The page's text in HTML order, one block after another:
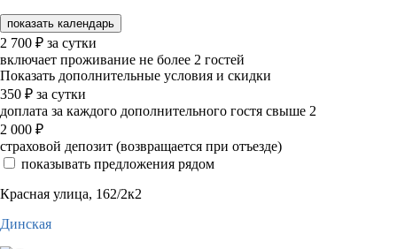
показать календарь
2 700 ₽ за сутки
включает проживание не более 2 гостей
Показать дополнительные условия и скидки
350 ₽ за сутки
доплата за каждого дополнительного гостя свыше 2
2 000 ₽
страховой депозит (возвращается при отъезде)
показывать предложения рядом
Красная улица, 162/2к2
Динская